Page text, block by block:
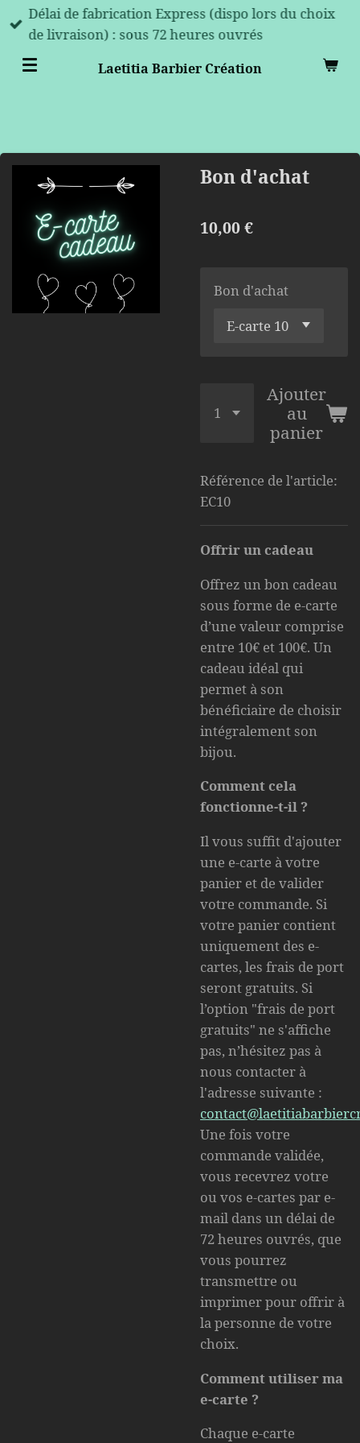
Passer
contenu
Laetitia Barbier Création
Délai de fabrication Express (dispo lors du choix
de livraison) : sous 72 heures ouvrés
Bon d'achat
10,00 €
Bon d'achat
Ajouter
au
panier
Référence de l'article:
EC10
Offrir un cadeau
Offrez un bon cadeau
sous forme de e-carte
d’une valeur comprise
entre 10€ et 100€. Un
cadeau idéal qui
permet à son
bénéficiaire de choisir
intégralement son
bijou.
Comment cela
fonctionne-t-il ?
Il vous suffit d'ajouter
une e-carte à votre
panier et de valider
votre commande. Si
votre panier contient
uniquement des e-
cartes, les frais de port
seront gratuits. Si
l’option "frais de port
gratuits" ne s'affiche
pas, n’hésitez pas à
nous contacter à
l'adresse suivante :
contact
Une fois votre
commande validée,
vous recevrez votre
ou vos e-cartes par e-
mail dans un délai de
72 heures ouvrés, que
vous pourrez
transmettre ou
imprimer pour offrir à
la personne de votre
choix.
Comment utiliser ma
e-carte ?
Chaque e-carte